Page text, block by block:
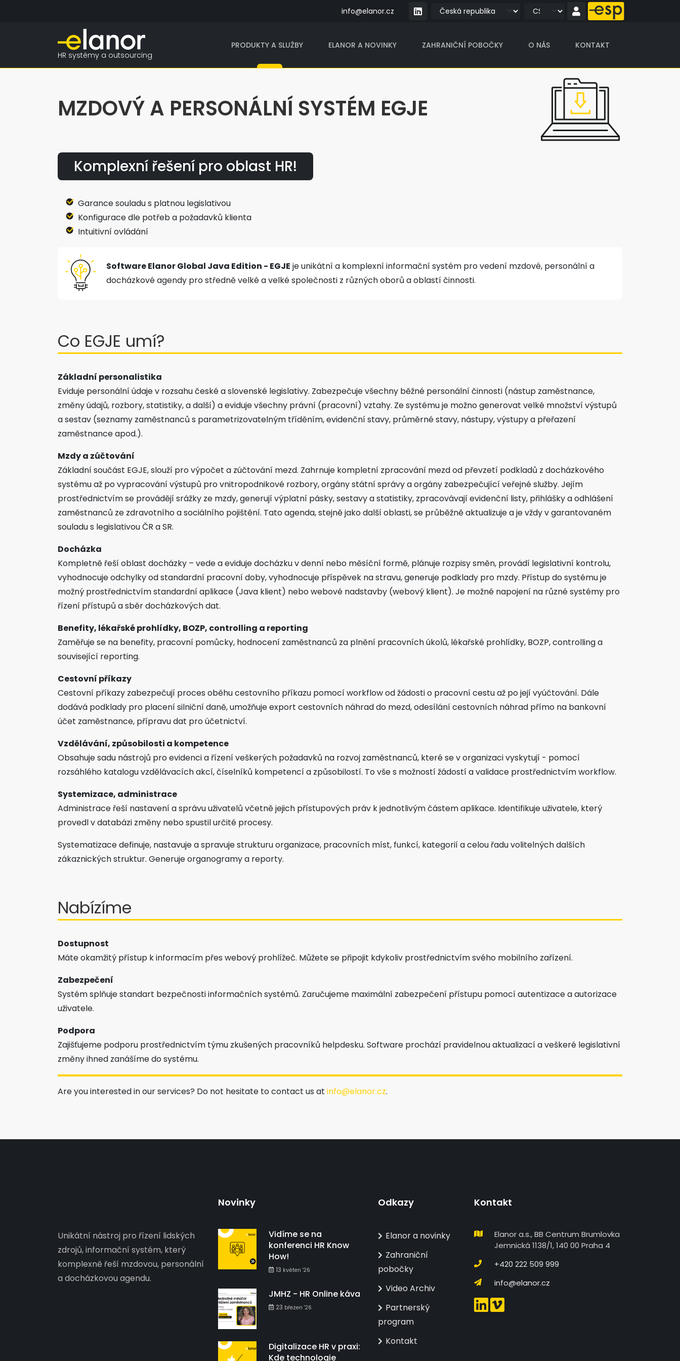
info@elanor.cz
HR systémy a outsourcing
PRODUKTY A SLUŽBY ELANOR A NOVINKY ZAHRANIČNÍ POBOČKY O NÁS KONTAKT
MZDOVÝ A PERSONÁLNÍ SYSTÉM EGJE
Komplexní řešení pro oblast HR!
Garance souladu s platnou legislativou
Konfigurace dle potřeb a požadavků klienta
Intuitivní ovládání
Software Elanor Global Java Edition - EGJE je unikátní a komplexní informační systém pro vedení mzdové, personální a
docházkové agendy pro středně velké a velké společnosti z různých oborů a oblastí činnosti.
Co EGJE umí?
Základní personalistika
Eviduje personální údaje v rozsahu české a slovenské legislativy. Zabezpečuje všechny běžné personální činnosti (nástup zaměstnance,
změny údajů, rozbory, statistiky, a další) a eviduje všechny právní (pracovní) vztahy. Ze systému je možno generovat velké množství výstupů
a sestav (seznamy zaměstnanců s parametrizovatelným tříděním, evidenční stavy, průměrné stavy, nástupy, výstupy a přeřazení
zaměstnance apod.).
Mzdy a zúčtování
Základní součást EGJE, slouží pro výpočet a zúčtování mezd. Zahrnuje kompletní zpracování mezd od převzetí podkladů z docházkového
systému až po vypracování výstupů pro vnitropodnikové rozbory, orgány státní správy a orgány zabezpečující veřejné služby. Jejím
prostřednictvím se provádějí srážky ze mzdy, generují výplatní pásky, sestavy a statistiky, zpracovávají evidenční listy, přihlášky a odhlášení
zaměstnanců ze zdravotního a sociálního pojištění. Tato agenda, stejně jako další oblasti, se průběžně aktualizuje a je vždy v garantovaném
souladu s legislativou ČR a SR.
Docházka
Kompletně řeší oblast docházky – vede a eviduje docházku v denní nebo měsíční formě, plánuje rozpisy směn, provádí legislativní kontrolu,
vyhodnocuje odchylky od standardní pracovní doby, vyhodnocuje příspěvek na stravu, generuje podklady pro mzdy. Přístup do systému je
možný prostřednictvím standardní aplikace (Java klient) nebo webové nadstavby (webový klient). Je možné napojení na různé systémy pro
řízení přístupů a sběr docházkových dat.
Benefity, lékařské prohlídky, BOZP, controlling a reporting
Zaměřuje se na benefity, pracovní pomůcky, hodnocení zaměstnanců za plnění pracovních úkolů, lékařské prohlídky, BOZP, controlling a
související reporting.
Cestovní příkazy
Cestovní příkazy zabezpečují proces oběhu cestovního příkazu pomocí workflow od žádosti o pracovní cestu až po její vyúčtování. Dále
dodává podklady pro placení silniční daně, umožňuje export cestovních náhrad do mezd, odesílání cestovních náhrad přímo na bankovní
účet zaměstnance, přípravu dat pro účetnictví.
Vzdělávání, způsobilosti a kompetence
Obsahuje sadu nástrojů pro evidenci a řízení veškerých požadavků na rozvoj zaměstnanců, které se v organizaci vyskytují - pomocí
rozsáhlého katalogu vzdělávacích akcí, číselníků kompetencí a způsobilostí. To vše s možností žádostí a validace prostřednictvím workflow.
Systemizace, administrace
Administrace řeší nastavení a správu uživatelů včetně jejich přístupových práv k jednotlivým částem aplikace. Identifikuje uživatele, který
provedl v databázi změny nebo spustil určité procesy.
Systematizace definuje, nastavuje a spravuje strukturu organizace, pracovních míst, funkcí, kategorií a celou řadu volitelných dalších
zákaznických struktur. Generuje organogramy a reporty.
Nabízíme
Dostupnost
Máte okamžitý přístup k informacím přes webový prohlížeč. Můžete se připojit kdykoliv prostřednictvím svého mobilního zařízení.
Zabezpečení
Systém splňuje standart bezpečnosti informačních systémů. Zaručujeme maximální zabezpečení přístupu pomocí autentizace a autorizace
uživatele.
Podpora
Zajišťujeme podporu prostřednictvím týmu zkušených pracovníků helpdesku. Software prochází pravidelnou aktualizací a veškeré legislativní
změny ihned zanášíme do systému.
Are you interested in our services? Do not hesitate to contact us at info@elanor.cz.
Unikátní nástroj pro řízení lidských
zdrojů, informační systém, který
komplexně řeší mzdovou, personální
a docházkovou agendu.
Novinky
Vidíme se na
konferenci HR Know
How!
13 květen '26
JMHZ - HR Online káva
23 březen '26
Digitalizace HR v praxi:
Kde technologie
Odkazy
Elanor a novinky
Zahraniční
pobočky
Video Archiv
Partnerský
program
Kontakt
Kontakt
Elanor a.s., BB Centrum Brumlovka
Jemnická 1138/1, 140 00 Praha 4
+420 222 509 999
info@elanor.cz